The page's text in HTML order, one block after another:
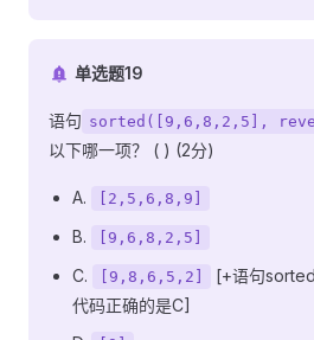
单选题19
语句 sorted([9,6,8,2,5],
以下哪一项？ ( ) (2分)
A. [2,5,6,8,9]
B. [9,6,8,2,5]
C. [9,8,6,5,2]
[+语句
代码正确的是C]